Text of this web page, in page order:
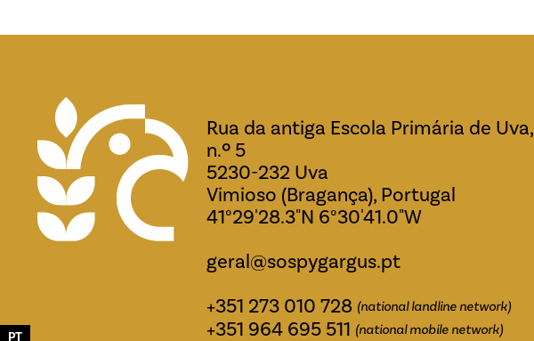
PT
Rua da antiga Escola Primária de Uva,
n.º 5
5230-232 Uva
Vimioso (Bragança), Portugal
41°29'28.3"N 6°30'41.0"W
geral@sospygargus.pt
+351 273 010 728 (national landline network)
+351 964 695 511 (national mobile network)